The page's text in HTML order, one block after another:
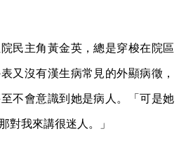
院民主角黃金英，總是穿梭在院區
又沒有漢生病常見的外顯病徵，
不會意識到她是病人。「可是她
我來講很迷人。」